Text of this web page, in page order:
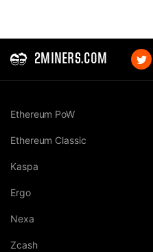
2MINERS.COM
Ethereum PoW
Ethereum Classic
Kaspa
Ergo
Nexa
Zcash